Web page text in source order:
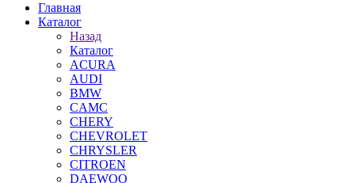
Главная
Каталог
Назад
Каталог
ACURA
AUDI
BMW
CAMC
CHERY
CHEVROLET
CHRYSLER
CITROEN
DAEWOO